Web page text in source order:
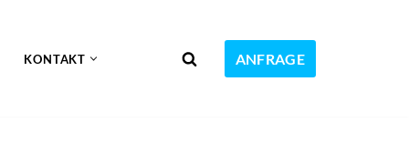
KONTAKT ANFRAGE